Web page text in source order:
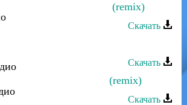
- Таинственная (remix)
Скачать
(remix)
Скачать
- Разбила сердце (remix)
Скачать